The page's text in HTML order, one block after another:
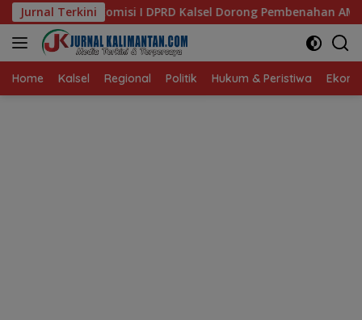
Langsung
ke
konten
Jurnal Terkini
Kalsel Dorong Pembenahan AMKS Hasanuddin
Home Kalsel Regional Politik Hukum & Peristiwa